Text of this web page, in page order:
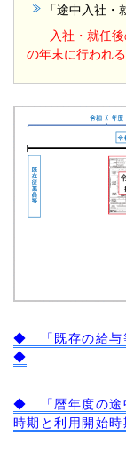
「途中入社
入社・就任後
の年末に行われる
◆ 「既存の給与
◆
◆ 「暦年度の途
時期と利用開始